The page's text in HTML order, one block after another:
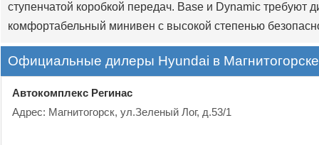
ступенчатой коробкой передач. Base и Dynamic требуют
комфортабельный минивен с высокой степенью
Официальные дилеры Hyundai в Магнитогорске
Автокомплекс Регинас
Адрес: Магнитогорск, ул.Зеленый Лог, д.53/1